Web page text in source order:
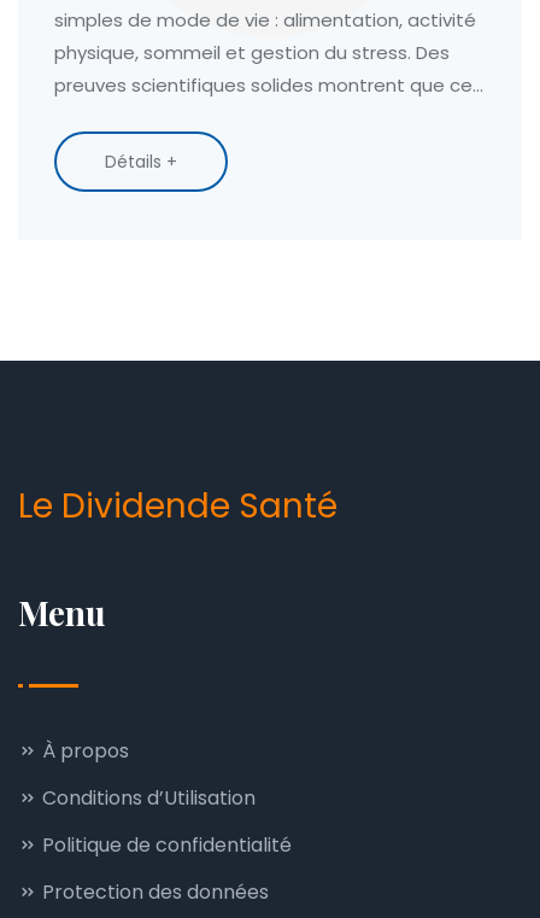
simples de mode de vie : alimentation, activité
physique, sommeil et gestion du stress. Des
preuves scientifiques solides montrent que ces
dépendance aux traitements.
Détails +
Le Dividende Santé
Menu
À propos
Conditions d’Utilisation
Politique de confidentialité
Protection des données